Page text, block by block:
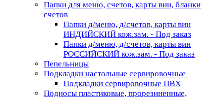
Папки для меню, счетов, карты вин, бланки
счетов
Папки д/меню, д/счетов, карты вин
ИНДИЙСКИЙ кож.зам. - Под заказ
Папки д/меню, д/счетов, карты вин
РОССИЙСКИЙ кож.зам. - Под заказ
Пепельницы
Подкладки настольные сервировочные
Подкладки сервировочные ПВХ
Подносы пластиковые, прорезиненные,